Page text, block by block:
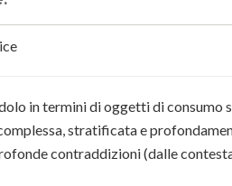
in termini di oggetti di consumo
stratificata e
contraddizioni (dalle